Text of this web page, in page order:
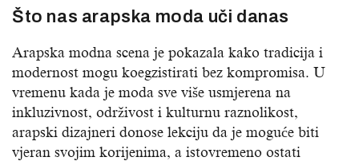
Što nas arapska moda uči danas
Arapska modna scena je pokazala kako tradicija i
modernost mogu koegzistirati bez kompromisa. U
vremenu kada je moda sve više usmjerena na
inkluzivnost, održivost i kulturnu raznolikost,
arapski dizajneri donose lekciju da je moguće biti
vjeran svojim korijenima, a istovremeno ostati